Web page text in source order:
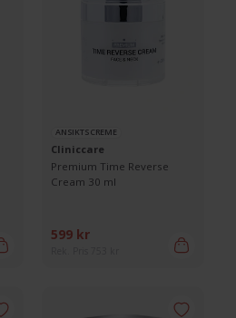
ANSIKTSCREME
Cliniccare
Premium Time Reverse
Cream 30 ml
599 kr